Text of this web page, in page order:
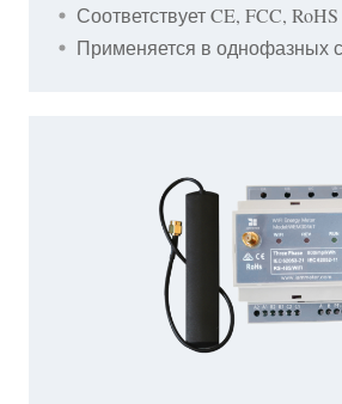
Соответствует CE, FCC,
Применяется в однофазных